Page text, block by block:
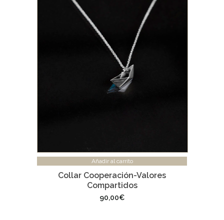
Añadir al carrito
Collar Cooperación-Valores
Compartidos
90,00€